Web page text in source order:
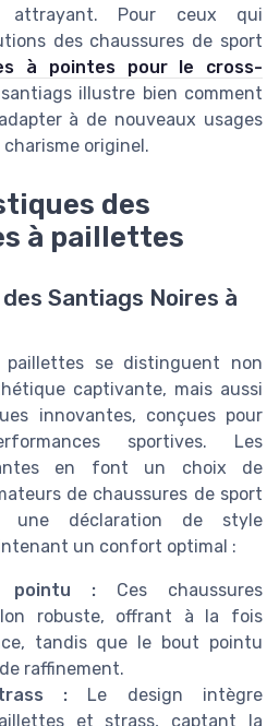
attrayant. Pour ceux qui
des chaussures de sport
à pointes pour le cross-
illustre bien comment
à de nouveaux usages
originel.
des
à paillettes
Santiags Noires à
paillettes se distinguent non
captivante, mais aussi
innovantes, conçues pour
sportives. Les
en font un choix de
de chaussures de sport
une déclaration de style
un confort optimal :
pointu : Ces chaussures
robuste, offrant à la fois
tandis que le bout pointu
raffinement.
: Le design intègre
et strass, captant la